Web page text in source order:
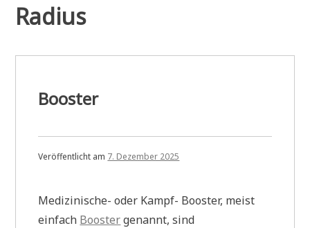
Radius
Booster
Veröffentlicht am 7. Dezember 2025
Medizinische- oder Kampf- Booster, meist
einfach Boostergenannt, sind